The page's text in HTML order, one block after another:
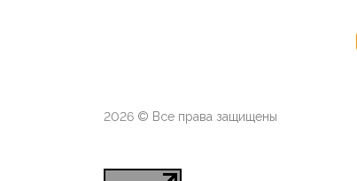
2026 © Все права защищены